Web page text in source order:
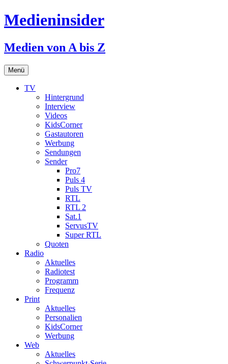
Medieninsider
Medien von A bis Z
Menü Zum
Inhalt
springen
TV
Hintergrund
Interview
Videos
KidsCorner
Gastautoren
Werbung
Sendungen
Sender
Pro7
Puls 4
Puls TV
RTL
RTL 2
Sat.1
ServusTV
Super RTL
Quoten
Radio
Aktuelles
Radiotest
Programm
Frequenz
Print
Aktuelles
Personalien
KidsCorner
Werbung
Web
Aktuelles